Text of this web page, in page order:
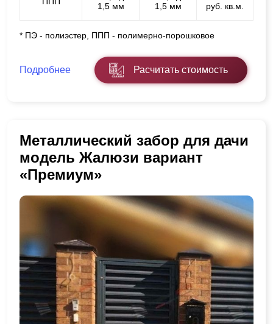
1,5 мм
1,5 мм
руб. кв.м.
* ПЭ - полиэстер, ППП - полимерно-порошковое
Подробнее Расчитать стоимость
Металлический забор для дачи
модель Жалюзи вариант
«Премиум»